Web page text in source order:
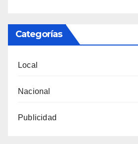
Categorías
Local
Nacional
Publicidad